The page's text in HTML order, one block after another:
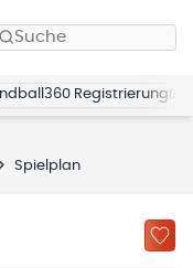
Suche
Registrierung
Spielplan